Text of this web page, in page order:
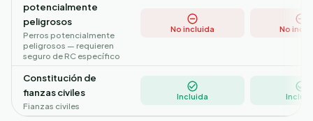
potencialmente
peligrosos
Perros potencialmente
peligrosos — requieren
seguro de RC específico
No incluida No
Constitución de
fianzas civiles
Fianzas civiles
Incluida